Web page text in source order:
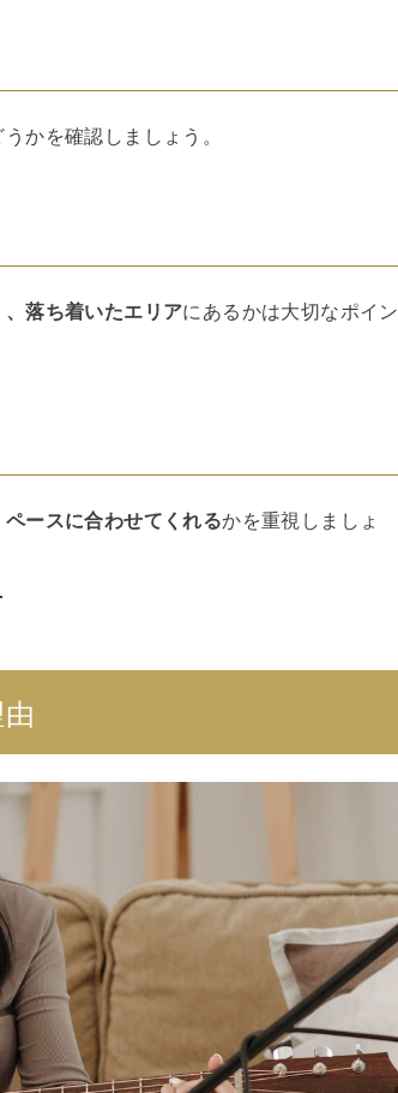
うかを確認しましょう。
、落ち着いたエリアにあるかは大切なポイン
ペースに合わせてくれるかを重視しましょ